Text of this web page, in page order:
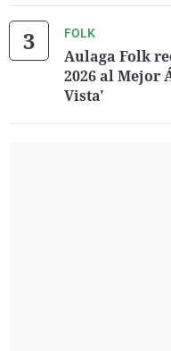
FOLK
Aulaga Folk
2026 al Mejor
Vista'